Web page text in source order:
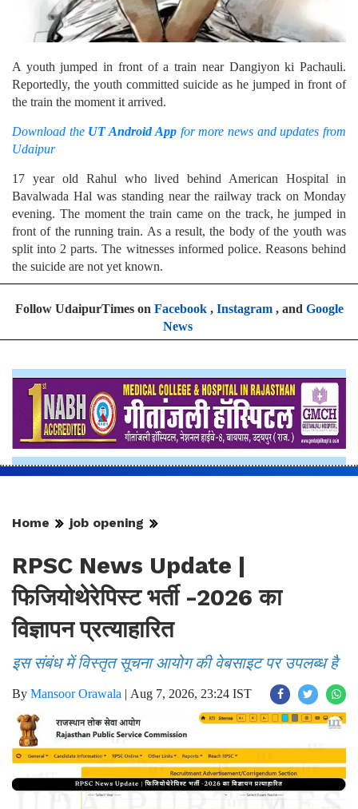
A youth jumped in front of a train near Dangiyon ki Pachauli.
Reportedly, the youth committed suicide as he jumped in front of
the train the moment it arrived.
Download the UT Android Appfor more news and updates from
Udaipur
17 year old Rahul who lived behind American Hospital in
Bavalwada Hal was standing near the railway track on Monday
evening. The moment the train came on the track, he jumped in
front of the running train. As a result, the body of the youth was
split into 2 parts. The witnesses informed police. Reasons behind
the suicide are not yet known.
Follow UdaipurTimes on Facebook, Instagram, and Google
News
Home job opening
RPSC News Update |
फिजियोथेरेपिस्ट भर्ती -2026 का
विज्ञापन प्रत्याहारित
इस संबंध में विस्तृत सूचना आयोग की वेबसाइट पर उपलब्ध है
By Mansoor Orawala | Aug 7, 2026, 23:24 IST